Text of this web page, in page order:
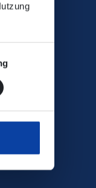
im
so dass Sie